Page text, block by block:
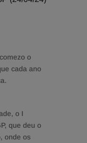
o
cada ano
o I
que deu o
onde os